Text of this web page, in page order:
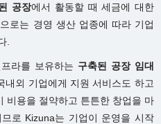
공장에서 활동할 때 세금에 대한
로는 경영 생산 업종에 따라 기업
.
라를 보유하는 구축된 공장 임대
외 기업에게 지원 서비스도 하고
비용을 절약하고 튼튼한 창업을 마
로 Kizuna는 기업이 운영을 시작